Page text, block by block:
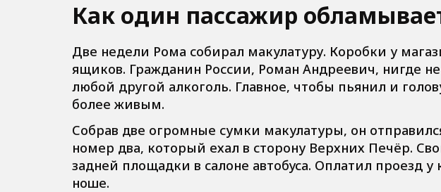
Как один пассажир
Две недели Рома собирал макулатуру. Коробки у
ящиков. Гражданин России, Роман Андреевич, нигде
любой другой алкоголь. Главное, чтобы пьянил и
более живым.
Собрав две огромные сумки макулатуры, он
номер два, который ехал в сторону Верхних Печёр.
задней площадки в салоне автобуса. Оплатил проезд
ноше.